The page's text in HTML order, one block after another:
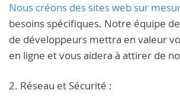
Nous créons des sites web sur
besoins spécifiques. Notre équipe
de développeurs mettra en valeur
en ligne et vous aidera à attirer de
2. Réseau et Sécurité :